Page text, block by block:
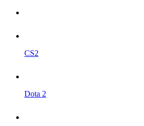
CS2
Dota 2